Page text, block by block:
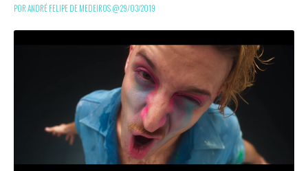
POR ANDRÉ FELIPE DE MEDEIROS @29/03/2019